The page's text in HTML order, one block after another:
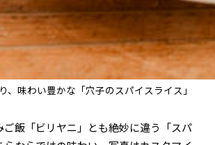
、味わい豊かな「穴子のスパイスライス」
ご飯「ビリヤニ」とも絶妙に違う「スパ